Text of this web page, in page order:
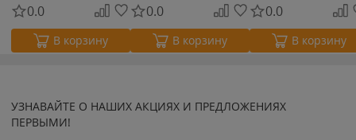
0.0
В корзину
0.0
В корзину
0.0
В корзину
УЗНАВАЙТЕ О НАШИХ АКЦИЯХ И ПРЕДЛОЖЕНИЯХ
ПЕРВЫМИ!